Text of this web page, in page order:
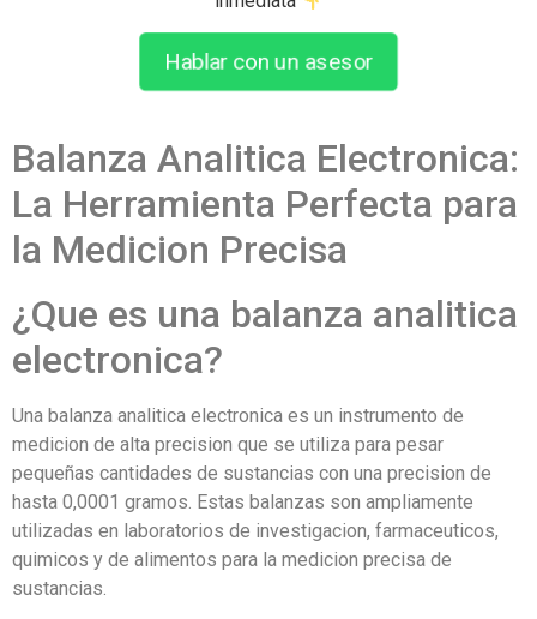
Hablar con un asesor
Balanza Analitica Electronica:
La Herramienta Perfecta para
la Medicion Precisa
¿Que es una balanza analitica
electronica?
Una balanza analitica electronica es un instrumento de
medicion de alta precision que se utiliza para pesar
pequeñas cantidades de sustancias con una precision de
hasta 0,0001 gramos. Estas balanzas son ampliamente
utilizadas en laboratorios de investigacion, farmaceuticos,
quimicos y de alimentos para la medicion precisa de
sustancias.